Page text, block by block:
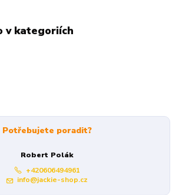
v kategoriích
Potřebujete poradit?
Robert Polák
+420606494961
info@jackie-shop.cz